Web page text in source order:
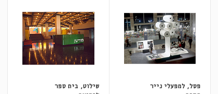
פסל, למפעלי נייר
שילוט, בית ספר